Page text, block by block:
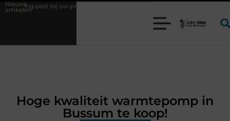
Nieuwe
artikelen
productieproces?
Hoge kwaliteit warmtepomp in
Bussum te koop!